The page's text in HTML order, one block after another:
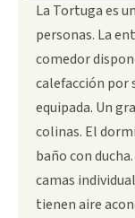
La Tortuga es
personas. La
comedor
calefacción por
equipada. Un
colinas. El
baño con
camas
tienen aire